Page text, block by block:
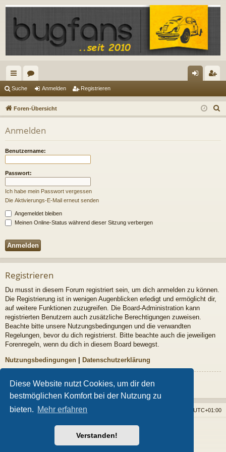
Diese Website nutzt Cookies, um dir den
bestmöglichen Komfort bei der Nutzung zu
bieten. Mehr erfahren
Verstanden!
ch
ne
llz
ug
riff
en m
el
ist
rie
Suche Anmelden Registrieren
Foren-Übersicht
u
Anmelden
Benutzername:
Passwort:
Ich habe mein Passwort vergessen
Die Aktivierungs-E-Mail erneut senden
Angemeldet bleiben
Meinen Online-Status während dieser Sitzung verbergen
Registrieren
Du musst in diesem Forum registriert sein, um dich anmelden zu können.
Die Registrierung ist in wenigen Augenblicken erledigt und ermöglicht dir,
auf weitere Funktionen zuzugreifen. Die Board-Administration kann
registrierten Benutzern auch zusätzliche Berechtigungen zuweisen.
Beachte bitte unsere Nutzungsbedingungen und die verwandten
Regelungen, bevor du dich registrierst. Bitte beachte auch die jeweiligen
Forenregeln, wenn du dich in diesem Board bewegst.
Nutzungsbedingungen | Datenschutzerklärung
Registrieren
Foren-Übersicht UTC+01:00
Powered byphpBB® Forum Software © phpBB Limited
Style vonArty- phpBB 3.3 von MrGaby
phpBB.de